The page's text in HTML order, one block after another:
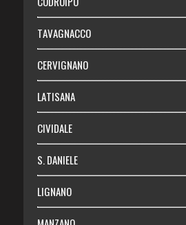
Chi siamo
Abbonati
Login
TAVAGNACCO
CERVIGNANO
LATISANA
CIVIDALE
S. DANIELE
LIGNANO